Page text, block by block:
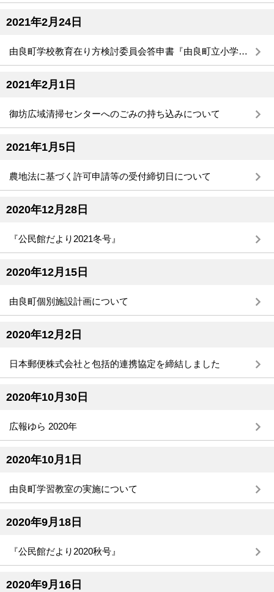
2021年2月24日
由良町学校教育在り方検討委員会答申書『由良町立小学校の望ましい教育環境について』
2021年2月1日
御坊広域清掃センターへのごみの持ち込みについて
2021年1月5日
農地法に基づく許可申請等の受付締切日について
2020年12月28日
『公民館だより2021冬号』
2020年12月15日
由良町個別施設計画について
2020年12月2日
日本郵便株式会社と包括的連携協定を締結しました
2020年10月30日
広報ゆら 2020年
2020年10月1日
由良町学習教室の実施について
2020年9月18日
『公民館だより2020秋号』
2020年9月16日